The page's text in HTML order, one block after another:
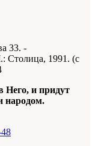
33. -
Столица, 1991. (с
Него, и придут
народом.